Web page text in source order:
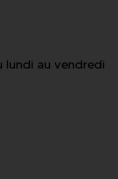
lundi au vendredi